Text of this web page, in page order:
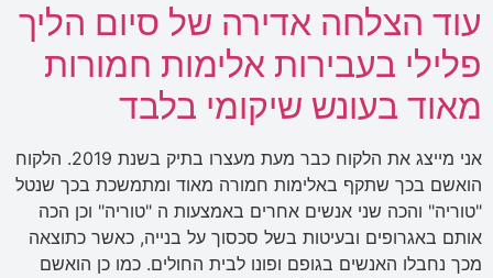
עוד הצלחה אדירה של סיום הליך
פלילי בעבירות אלימות חמורות
מאוד בעונש שיקומי בלבד
אני מייצג את הלקוח כבר מעת מעצרו בתיק בשנת 2019. הלקוח
הואשם בכך שתקף באלימות חמורה מאוד ומתמשכת בכך שנטל
"טוריה" והכה שני אנשים אחרים באמצעות ה "טוריה" וכן הכה
אותם באגרופים ובעיטות בשל סכסוך על בנייה, כאשר כתוצאה
מכך נחבלו האנשים בגופם ופונו לבית החולים. כמו כן הואשם